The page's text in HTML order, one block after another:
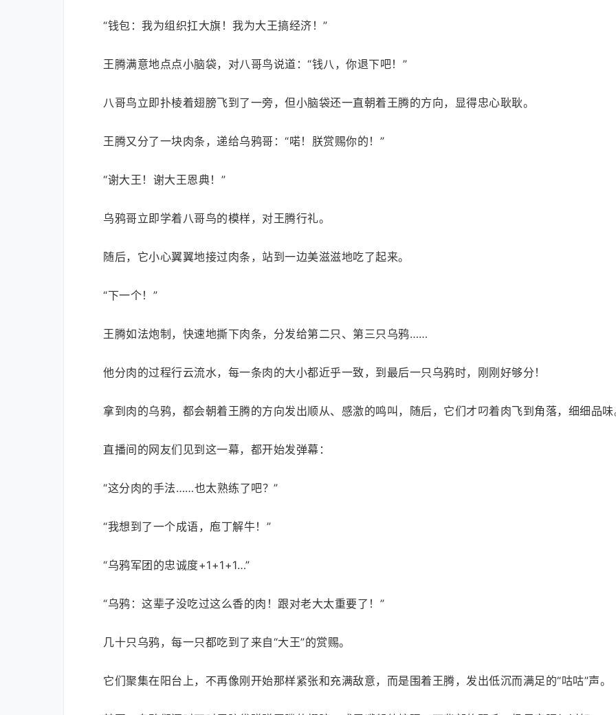
“钱包：我为组织扛大旗！我为大王搞经济！”
王腾满意地点点小脑袋，对八哥鸟说道：“钱八，你退下吧！”
八哥鸟立即扑棱着翅膀飞到了一旁，但小脑袋还一直朝着王腾的方向，显得忠心耿耿。
王腾又分了一块肉条，递给乌鸦哥：“喏！朕赏赐你的！”
“谢大王！谢大王恩典！”
乌鸦哥立即学着八哥鸟的模样，对王腾行礼。
随后，它小心翼翼地接过肉条，站到一边美滋滋地吃了起来。
“下一个！”
王腾如法炮制，快速地撕下肉条，分发给第二只、第三只乌鸦……
他分肉的过程行云流水，每一条肉的大小都近乎一致，到最后一只乌鸦时，刚刚好够分！
拿到肉的乌鸦，都会朝着王腾的方向发出顺从、感激的鸣叫，随后，它们才叼着肉飞到角落，细细品味
直播间的网友们见到这一幕，都开始发弹幕：
“这分肉的手法……也太熟练了吧？”
“我想到了一个成语，庖丁解牛！”
“乌鸦军团的忠诚度+1+1+1…”
“乌鸦：这辈子没吃过这么香的肉！跟对老大太重要了！”
几十只乌鸦，每一只都吃到了来自“大王”的赏赐。
它们聚集在阳台上，不再像刚开始那样紧张和充满敌意，而是围着王腾，发出低沉而满足的“咕咕”声。